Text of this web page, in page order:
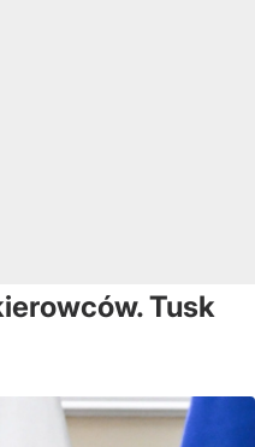
Tusk